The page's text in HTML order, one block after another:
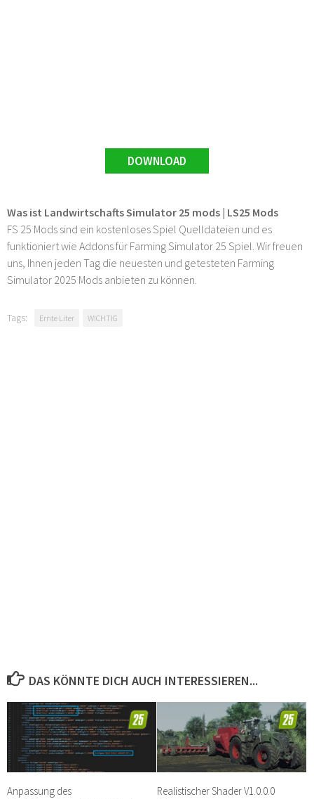
DOWNLOAD
Was ist Landwirtschafts Simulator 25 mods | LS25 Mods
FS 25 Mods sind ein kostenloses Spiel Quelldateien und es
funktioniert wie Addons für Farming Simulator 25 Spiel. Wir freuen
uns, Ihnen jeden Tag die neuesten und getesteten Farming
Simulator 2025 Mods anbieten zu können.
Tags: Ernte Liter WICHTIG
DAS KÖNNTE DICH AUCH INTERESSIEREN...
Anpassung des
Realistischer Shader V1.0.0.0